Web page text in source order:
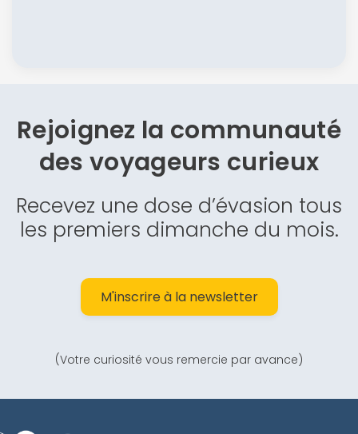
Rejoignez la communauté
desvoyageurs curieux
Recevez une dose d’évasion tous
les premiers dimanche du mois.
M'inscrire à la newsletter
(Votre curiosité vous remercie par avance)